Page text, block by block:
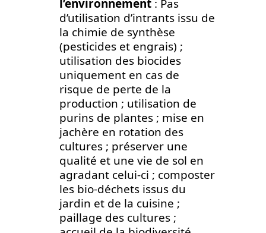
l’environnement : Pas
d’utilisation d’intrants issu de
la chimie de synthèse
(pesticides et engrais) ;
utilisation des biocides
uniquement en cas de
risque de perte de la
production ; utilisation de
purins de plantes ; mise en
jachère en rotation des
cultures ; préserver une
qualité et une vie de sol en
agradant celui-ci ; composter
les bio-déchets issus du
jardin et de la cuisine ;
paillage des cultures ;